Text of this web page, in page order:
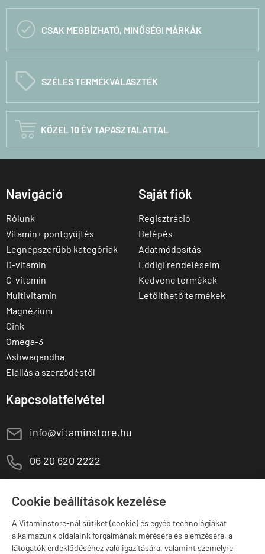
Cookie beállítások kezelése
A Vitaminstore-nál sütiket (cookie) és egyéb technológiákat
alkalmazunk oldalaink forgalmának mérésére és elemzésére, a
látogatók érdeklődéséhez való igazítására, valamint személyre
 CSAK MEGBÍZHATÓ, MINŐSÉGI MÁRKÁK
C SZÉLES TERMÉKVÁLASZTÉK
 KÖZEL 10 ÉV TAPASZTALATTAL
Navigáció
Rólunk
Vitamin+ pontgyűjtés
Legnépszerűbb kategóriák
D-vitamin
C-vitamin
Multivitamin
Magnézium
Cink
Omega-3
Ashwagandha
Elállás a szerződéstől
Saját fiók
Regisztráció
Belépés
Adatmódosítás
Eddigi rendeléseim
Kedvenc termékek
Letölthető termékek
Kapcsolatfelvétel
E info@vitaminstore.hu
M 06 20 620 2222
Szugló u. 83-85.
Márkák